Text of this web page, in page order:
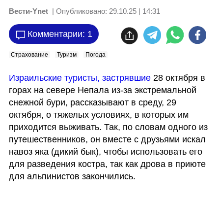
Вести-Ynet | Опубликовано: 29.10.25 | 14:31
Комментарии: 1
Страхование Туризм Погода
Израильские туристы, застрявшие 28 октября в
горах на севере Непала из-за экстремальной
снежной бури, рассказывают в среду, 29
октября, о тяжелых условиях, в которых им
приходится выживать. Так, по словам одного из
путешественников, он вместе с друзьями искал
навоз яка (дикий бык), чтобы использовать его
для разведения костра, так как дрова в приюте
для альпинистов закончились.